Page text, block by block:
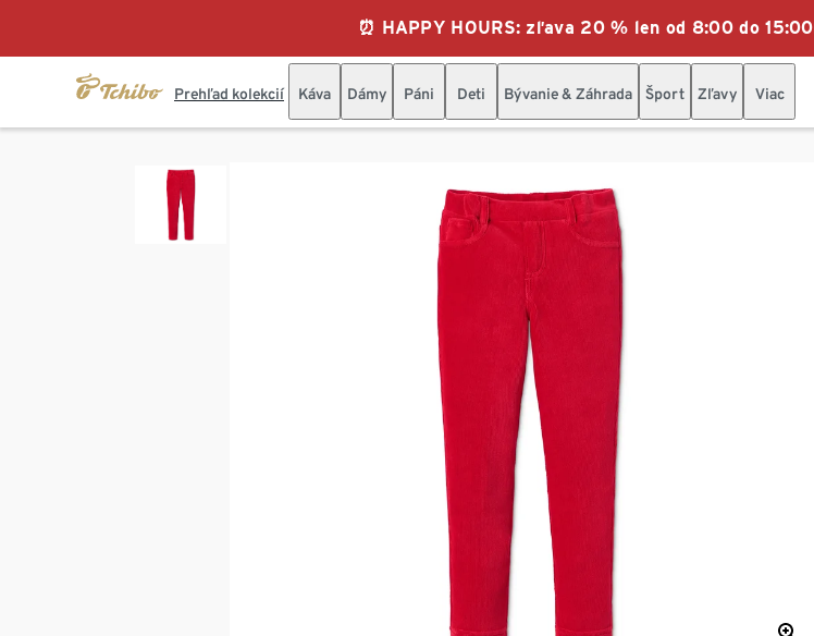
⏰ HAPPY HOURS: zľava 20 % len od 8:00 do 15:00
Prehľad kolekcií Káva Dámy Páni Deti Bývanie & Záhrada Šport Zľavy Viac